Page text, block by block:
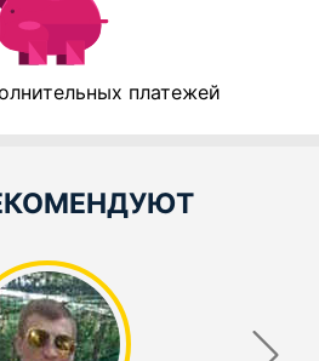
платежей